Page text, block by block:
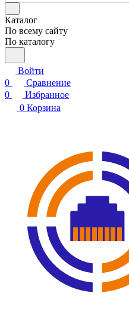
Каталог
По всему сайту
По каталогу
Войти
0
Сравнение
0
Избранное
0 Корзина